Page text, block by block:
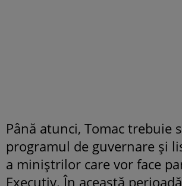
Până atunci, Tomac trebuie
programul de guvernare și
a miniștrilor care vor face
Executiv. În această